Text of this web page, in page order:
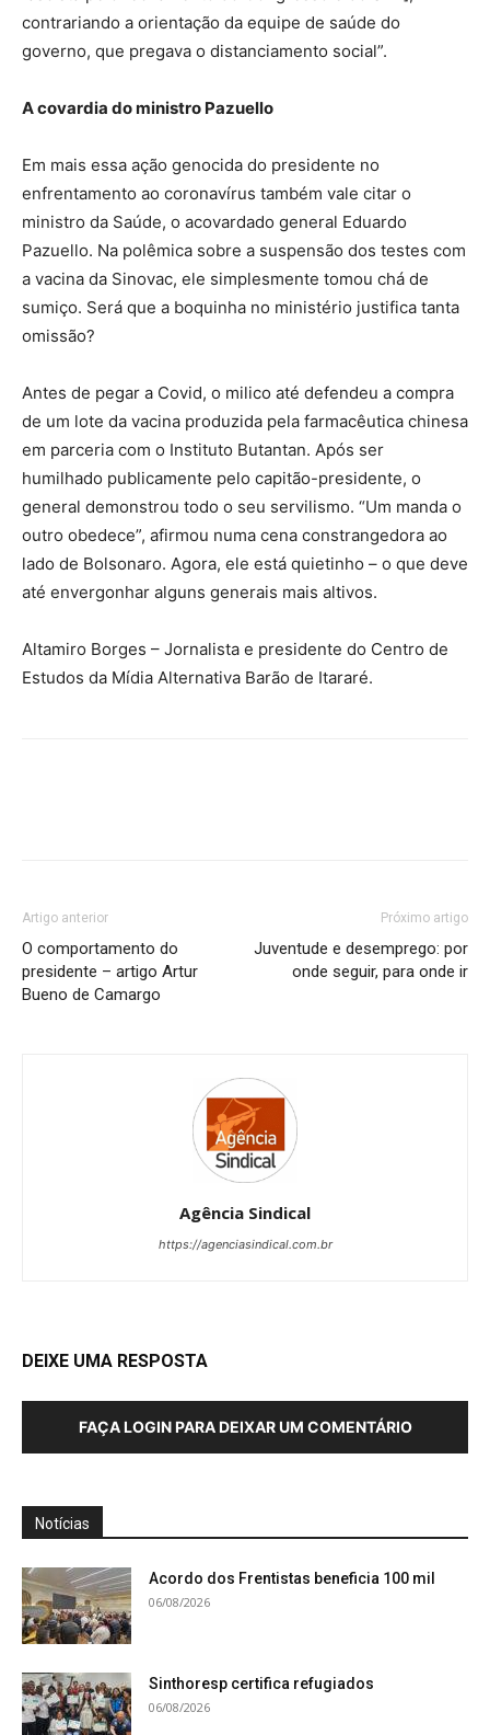
contrariando a orientação da equipe de saúde do
governo, que pregava o distanciamento social”.
A covardia do ministro Pazuello
Em mais essa ação genocida do presidente no
enfrentamento ao coronavírus também vale citar o
ministro da Saúde, o acovardado general Eduardo
Pazuello. Na polêmica sobre a suspensão dos testes com
a vacina da Sinovac, ele simplesmente tomou chá de
sumiço. Será que a boquinha no ministério justifica tanta
omissão?
Antes de pegar a Covid, o milico até defendeu a compra
de um lote da vacina produzida pela farmacêutica chinesa
em parceria com o Instituto Butantan. Após ser
humilhado publicamente pelo capitão-presidente, o
general demonstrou todo o seu servilismo. “Um manda o
outro obedece”, afirmou numa cena constrangedora ao
lado de Bolsonaro. Agora, ele está quietinho – o que deve
até envergonhar alguns generais mais altivos.
Altamiro Borges – Jornalista e presidente do Centro de
Estudos da Mídia Alternativa Barão de Itararé.
Artigo anterior
O comportamento do
presidente – artigo Artur
Bueno de Camargo
Próximo artigo
Juventude e desemprego: por
onde seguir, para onde ir
Agência Sindical
https://agenciasindical.com.br
DEIXE UMA RESPOSTA
FAÇA LOGIN PARA DEIXAR UM COMENTÁRIO
Notícias
Acordo dos Frentistas beneficia 100 mil
06/08/2026
Sinthoresp certifica refugiados
06/08/2026